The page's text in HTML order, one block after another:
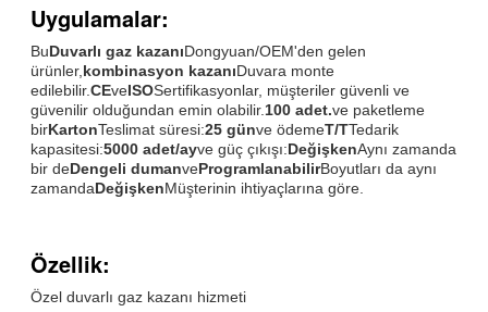
Uygulamalar:
BuDuvarlı gaz kazanıDongyuan/OEM'den gelen
ürünler, kombinasyon kazanıDuvara monte
edilebilir.CEveISOSertifikasyonlar, müşteriler güvenli ve
güvenilir olduğundan emin olabilir. 100 adet.ve paketleme
birKartonTeslimat süresi:25 günve ödemeT/TTedarik
kapasitesi:5000 adet/ayve güç çıkışı:DeğişkenAynı zamanda
bir deDengeli dumanveProgramlanabilirBoyutları da aynı
zamandaDeğişkenMüşterinin ihtiyaçlarına göre.
Özellik:
Özel duvarlı gaz kazanı hizmeti